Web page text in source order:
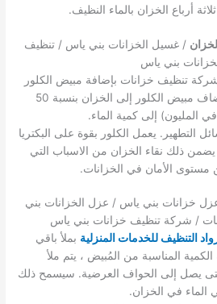
أرباع الخزان بالماء النظيف.
/ غسيل الخزانات بني ياس / تنظيف
بني ياس
تنظيف خزانات بإضافة مبيض الكلور
إلى الخزان. بعد ذلك ، يضاف مبيض الكلور إلى الخزان بنسبة 50
المليون) إلى كمية الماء.
التطهير. يعمل الكلور بقوة على البكتريا
يضمن ذلك نقاء الخزان من الاسباب التي
الأمان في الخزانات.
خزانات بني ياس / عزل الخزانات بني
/ شركة تنظيف خزانات بني ياس
التنظيف للخدمات المنزلية بملأ باقي
الكمية المناسبة من المُبيض ، يتم ملأ
حتى يصل إلى الحواف العرضية. سيسمح ذلك
الماء في الخزان.